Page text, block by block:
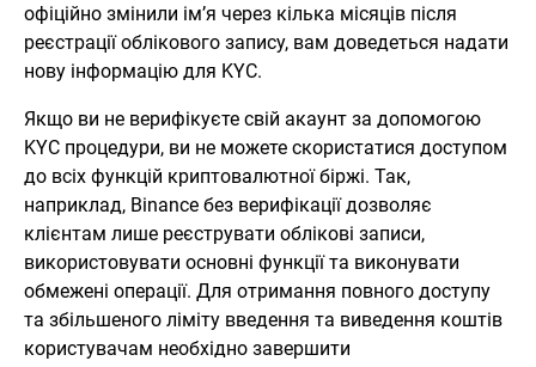
офіційно змінили ім’я через кілька місяців після
реєстрації облікового запису, вам доведеться надати
нову інформацію для KYC.
Якщо ви не верифікуєте свій акаунт за допомогою
KYC процедури, ви не можете скористатися доступом
до всіх функцій криптовалютної біржі. Так,
наприклад, Binance без верифікації дозволяє
клієнтам лише реєструвати облікові записи,
використовувати основні функції та виконувати
обмежені операції. Для отримання повного доступу
та збільшеного ліміту введення та виведення коштів
користувачам необхідно завершити